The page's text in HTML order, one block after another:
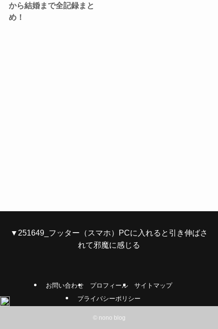
から結婚まで全記録まと
め！
▼251649_フッター（スマホ）PCに入れると引き伸ばさ
れて邪魔に感じる
お問い合わせ プロフィール
サイトマップ
プライバシーポリシー
©nono blog